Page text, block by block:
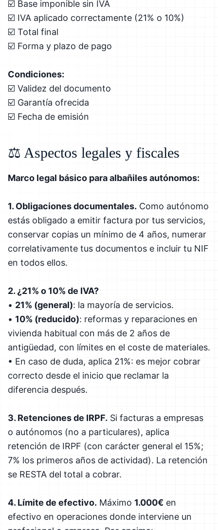
☑️ Base imponible sin IVA
☑️ IVA aplicado correctamente (21% o 10%)
☑️ Total final
☑️ Forma y plazo de pago
Condiciones:
☑️ Validez del documento
☑️ Garantía ofrecida
☑️ Fecha de emisión
⚖️ Aspectos legales y fiscales
Marco legal básico para albañiles autónomos:
1. Obligaciones documentales. Como autónomo
estás obligado a emitir factura por tus servicios,
conservar copias un mínimo de 4 años, numerar
correlativamente tus documentos e incluir tu NIF
en todos ellos.
2. ¿21% o 10% de IVA?
• 21% (general): la mayoría de servicios.
• 10% (reducido): reformas y reparaciones en
vivienda habitual con más de 2 años de
antigüedad, con límites en el coste de materiales.
• En caso de duda, aplica 21%: es mejor cobrar
correcto desde el inicio que reclamar la
diferencia después.
3. Retenciones de IRPF. Si facturas a empresas
o autónomos (no a particulares), aplica
retención de IRPF (con carácter general el 15%;
7% los primeros años de actividad). La retención
se RESTA del total a cobrar.
4. Límite de efectivo. Máximo 1.000€ en
efectivo en operaciones donde interviene un